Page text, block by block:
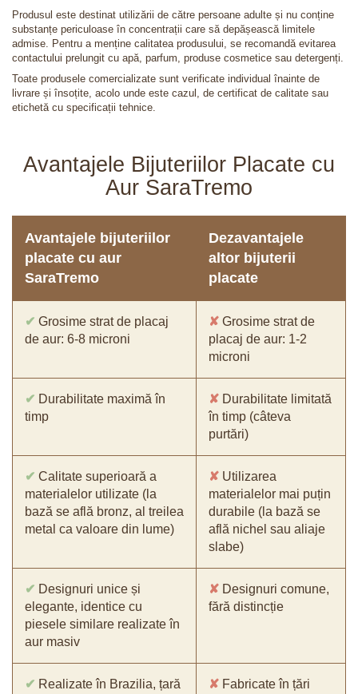
Produsul este destinat utilizării de către persoane adulte și nu conține
substanțe periculoase în concentrații care să depășească limitele
admise. Pentru a menține calitatea produsului, se recomandă evitarea
contactului prelungit cu apă, parfum, produse cosmetice sau detergenți.
Toate produsele comercializate sunt verificate individual înainte de
livrare și însoțite, acolo unde este cazul, de certificat de calitate sau
etichetă cu specificații tehnice.
Avantajele Bijuteriilor Placate cu
Aur SaraTremo
Avantajele bijuteriilor
placate cu aur
SaraTremo
Dezavantajele
altor bijuterii
placate
✔ Grosime strat de placaj
de aur: 6-8 microni
✘ Grosime strat de
placaj de aur: 1-2
microni
✔ Durabilitate maximă în
timp
✘ Durabilitate limitată
în timp (câteva
purtări)
✔ Calitate superioară a
materialelor utilizate (la
bază se află bronz, al treilea
metal ca valoare din lume)
✘ Utilizarea
materialelor mai puțin
durabile (la bază se
află nichel sau aliaje
slabe)
✔ Designuri unice și
elegante, identice cu
piesele similare realizate în
aur masiv
✘ Designuri comune,
fără distincție
✔ Realizate în Brazilia, țară
✘ Fabricate în țări